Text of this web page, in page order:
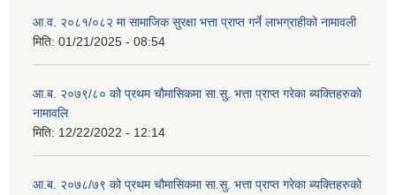
आ.व. २०८१/०८२ मा सामाजिक सुरक्षा भत्ता प्राप्त गर्ने लाभग्राहीको नामावली
मिति: 01/21/2025 - 08:54
आ.ब. २०७९/८० को प्रथम चौमासिकमा सा.सु. भत्ता प्राप्त गरेका ब्यक्तिहरुको
नामावलि
मिति: 12/22/2022 - 12:14
आ.ब. २०७८/७९ को प्रथम चौमासिकमा सा.सु. भत्ता प्राप्त गरेका ब्यक्तिहरुको